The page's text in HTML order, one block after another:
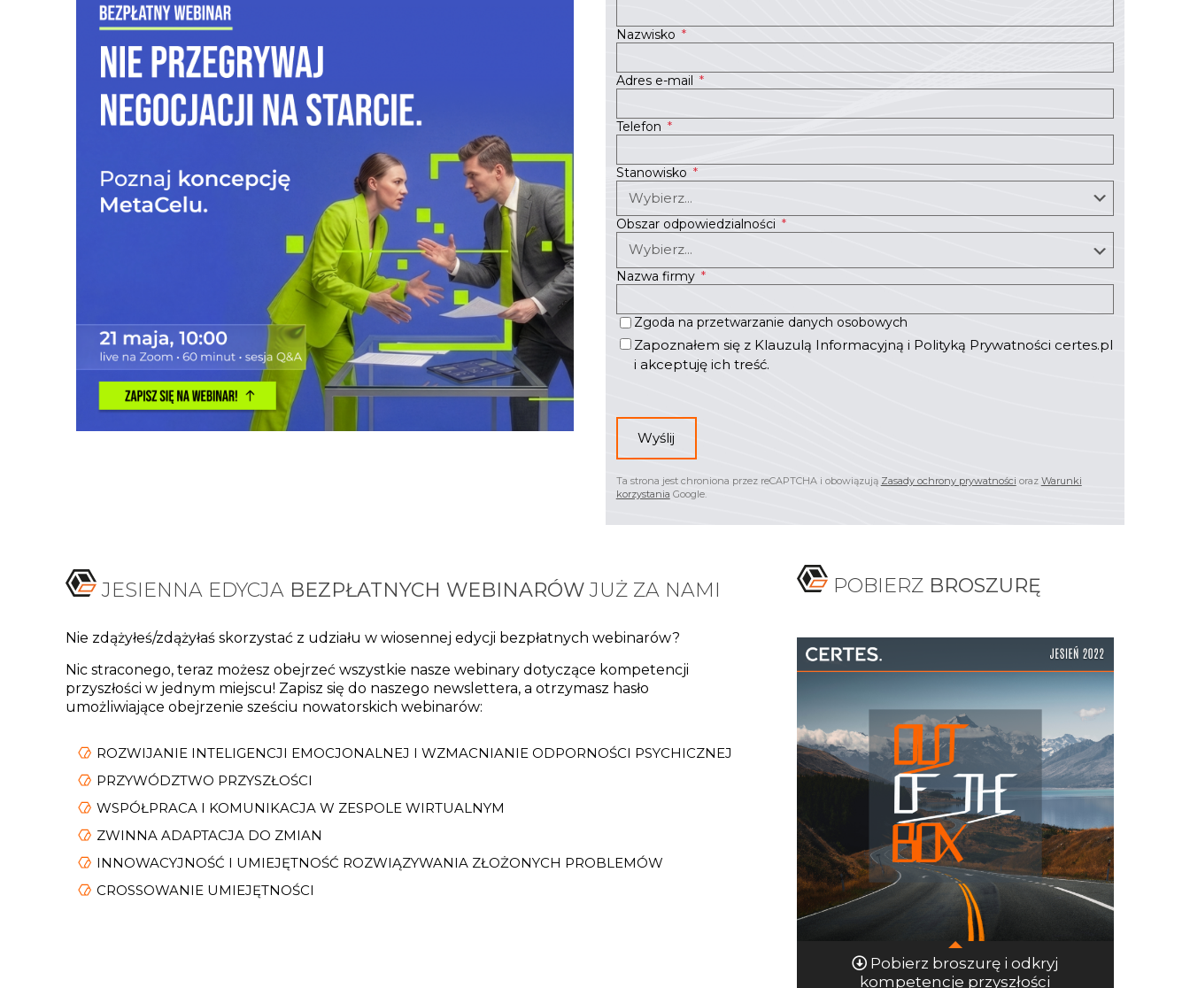
Nazwisko *
Adres e-mail *
Telefon *
Stanowisko *
Obszar odpowiedzialności *
Nazwa firmy *
Zgoda na przetwarzanie danych osobowych
Zapoznałem się z Klauzulą Informacyjną i Polityką Prywatności certes.pl
i akceptuję ich treść.
Wyślij
Ta strona jest chroniona przez reCAPTCHA i obowiązują Zasady ochrony prywatności oraz Warunki
korzystania Google.
JESIENNA EDYCJA BEZPŁATNYCH WEBINARÓW JUŻ ZA NAMI
Nie zdążyłeś/zdążyłaś skorzystać z udziału w wiosennej edycji bezpłatnych webinarów?
Nic straconego, teraz możesz obejrzeć wszystkie nasze webinary dotyczące kompetencji
przyszłości w jednym miejscu! Zapisz się do naszego newslettera, a otrzymasz hasło
umożliwiające obejrzenie sześciu nowatorskich webinarów:
ROZWIJANIE INTELIGENCJI EMOCJONALNEJ I WZMACNIANIE ODPORNOŚCI PSYCHICZNEJ
PRZYWÓDZTWO PRZYSZŁOŚCI
WSPÓŁPRACA I KOMUNIKACJA W ZESPOLE WIRTUALNYM
ZWINNA ADAPTACJA DO ZMIAN
INNOWACYJNOŚĆ I UMIEJĘTNOŚĆ ROZWIĄZYWANIA ZŁOŻONYCH PROBLEMÓW
CROSSOWANIE UMIEJĘTNOŚCI
POBIERZ BROSZURĘ
Pobierz broszurę i odkryj
kompetencje przyszłości